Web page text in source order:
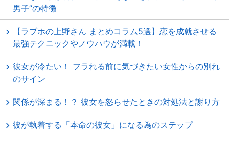
男子”の特徴
【ラブホの上野さん まとめコラム5選】恋を成就させる
最強テクニックやノウハウが満載！
彼女が冷たい！ フラれる前に気づきたい女性からの別れ
のサイン
関係が深まる！？ 彼女を怒らせたときの対処法と謝り方
彼が執着する「本命の彼女」になる為のステップ